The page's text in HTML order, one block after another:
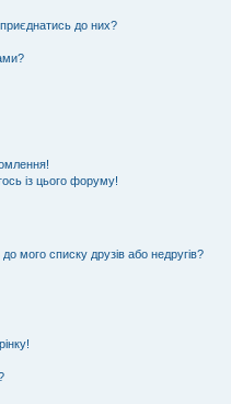
приєднатись до них?
із цього форуму!
мого списку друзів або недругів?